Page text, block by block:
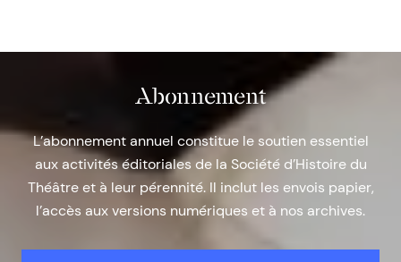
Abonnement
L’abonnement annuel constitue le soutien essentiel
aux activités éditoriales de la Société d’Histoire du
Théâtre et à leur pérennité. Il inclut les envois papier,
l’accès aux versions numériques et à nos archives.